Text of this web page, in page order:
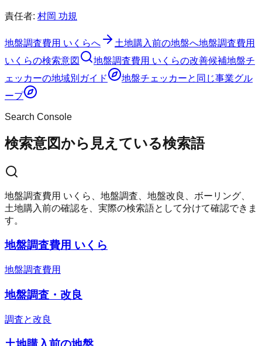
責任者: 村岡 功規
地盤調査費用 いくらへ 土地購入前の地盤へ地盤調査費用
いくらの検索意図
地盤調査費用 いくらの改善候補地盤チ
ェッカーの地域別ガイド 地盤チェッカーと同じ事業グル
ープ
Search Console
検索意図から見えている検索語
地盤調査費用 いくら、地盤調査、地盤改良、ボーリング、
土地購入前の確認を、実際の検索語として分けて確認できま
す。
地盤調査費用 いくら
地盤調査費用
地盤調査・改良
調査と改良